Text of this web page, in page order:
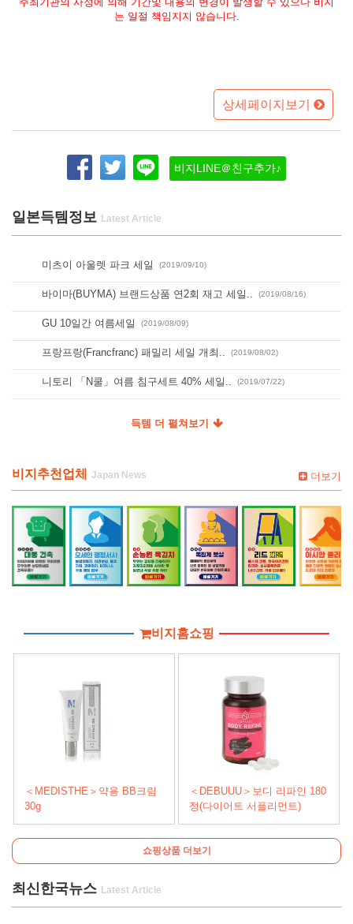
상세페이지보기
는 일절 책임지지 않습니다.
비지LINE＠친구추가♪
일본득템정보
미츠이 아울렛 파크 세일 (2019/09/10)
바이마(BUYMA) 브랜드상품 연2회 재고 세일.. (2019/08/16)
GU 10일간 여름세일 (2019/08/09)
프랑프랑(Francfranc) 패밀리 세일 개최.. (2019/08/02)
니토리 「N쿨」여름 침구세트 40% 세일.. (2019/07/22)
득템 더 펼쳐보기
비지추천업체 더보기
비지홈쇼핑
＜MEDISTHE＞약용 BB크림
30g
＜DEBUUU＞보디 리파인 180
정(다이어트 서플리먼트)
쇼핑상품 더보기
최신한국뉴스